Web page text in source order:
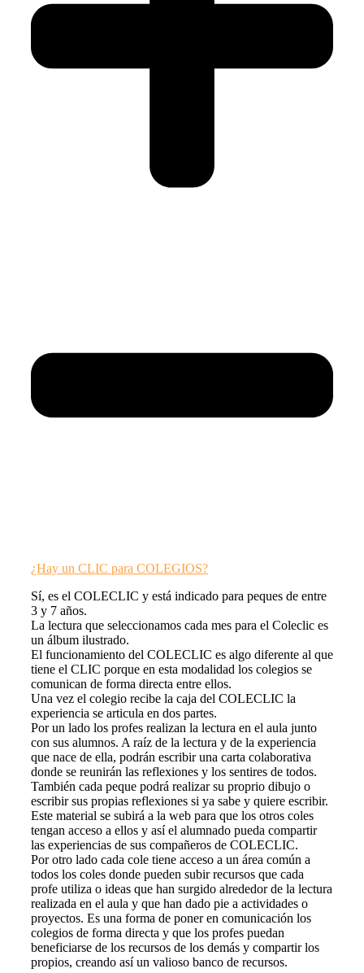
¿Hay un CLIC para COLEGIOS?
Sí, es el COLECLIC y está indicado para peques de entre
3 y 7 años.
La lectura que seleccionamos cada mes para el Coleclic es
un álbum ilustrado.
El funcionamiento del COLECLIC es algo diferente al que
tiene el CLIC porque en esta modalidad los colegios se
comunican de forma directa entre ellos.
Una vez el colegio recibe la caja del COLECLIC la
experiencia se articula en dos partes.
Por un lado los profes realizan la lectura en el aula junto
con sus alumnos. A raíz de la lectura y de la experiencia
que nace de ella, podrán escribir una carta colaborativa
donde se reunirán las reflexiones y los sentires de todos.
También cada peque podrá realizar su proprio dibujo o
escribir sus propias reflexiones si ya sabe y quiere escribir.
Este material se subirá a la web para que los otros coles
tengan acceso a ellos y así el alumnado pueda compartir
las experiencias de sus compañeros de COLECLIC.
Por otro lado cada cole tiene acceso a un área común a
todos los coles donde pueden subir recursos que cada
profe utiliza o ideas que han surgido alrededor de la lectura
realizada en el aula y que han dado pie a actividades o
proyectos. Es una forma de poner en comunicación los
colegios de forma directa y que los profes puedan
beneficiarse de los recursos de los demás y compartir los
propios, creando así un valioso banco de recursos.